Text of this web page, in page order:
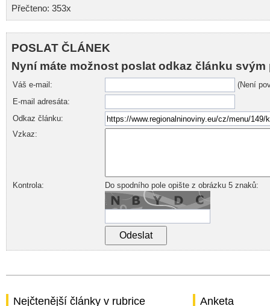
Přečteno: 353x
POSLAT ČLÁNEK
Nyní máte možnost poslat odkaz článku svým
Váš e-mail:
(Není
E-mail adresáta:
Odkaz článku:
Vzkaz:
Kontrola: Do spodního pole opište z obrázku 5 znaků:
Nejčtenější články v rubrice Anketa